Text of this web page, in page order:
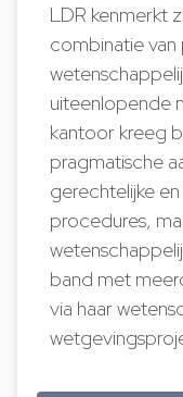
LDR kenmerkt
combinatie
uiteenlopende
kantoor kreeg
pragmatische
gerechtelijke
procedures,
band met
via haar